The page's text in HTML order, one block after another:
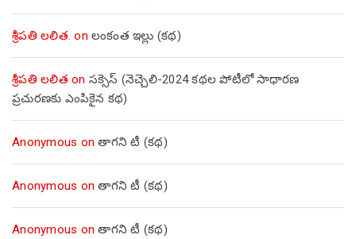
శ్రీపతి లలిత. on లంకంత ఇల్లు (కథ)
శ్రీపతి లలిత on సక్సెస్ (నెచ్చెలి-2024 కథల పోటీలో సాధారణ
ప్రచురణకు ఎంపికైన కథ)
Anonymous onతాగని టీ (కథ)
Anonymous onతాగని టీ (కథ)
Anonymous onతాగని టీ (కథ)